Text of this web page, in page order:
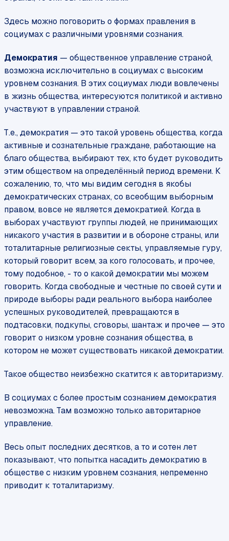
Здесь можно поговорить о формах правления в
социумах с различными уровнями сознания.
Демократия — общественное управление страной,
возможна исключительно в социумах с высоким
уровнем сознания. В этих социумах люди вовлечены
в жизнь общества, интересуются политикой и активно
участвуют в управлении страной.
Т.е., демократия — это такой уровень общества, когда
активные и сознательные граждане, работающие на
благо общества, выбирают тех, кто будет руководить
этим обществом на определённый период времени. К
сожалению, то, что мы видим сегодня в якобы
демократических странах, со всеобщим выборным
правом, вовсе не является демократией. Когда в
выборах участвуют группы людей, не принимающих
никакого участия в развитии и в обороне страны, или
тоталитарные религиозные секты, управляемые гуру,
который говорит всем, за кого голосовать, и прочее,
тому подобное, - то о какой демократии мы можем
говорить. Когда свободные и честные по своей сути и
природе выборы ради реального выбора наиболее
успешных руководителей, превращаются в
подтасовки, подкупы, сговоры, шантаж и прочее — это
говорит о низком уровне сознания общества, в
котором не может существовать никакой демократии.
Такое общество неизбежно скатится к авторитаризму.
В социумах с более простым сознанием демократия
невозможна. Там возможно только авторитарное
управление.
Весь опыт последних десятков, а то и сотен лет
показывают, что попытка насадить демократию в
обществе с низким уровнем сознания, непременно
приводит к тоталитаризму.